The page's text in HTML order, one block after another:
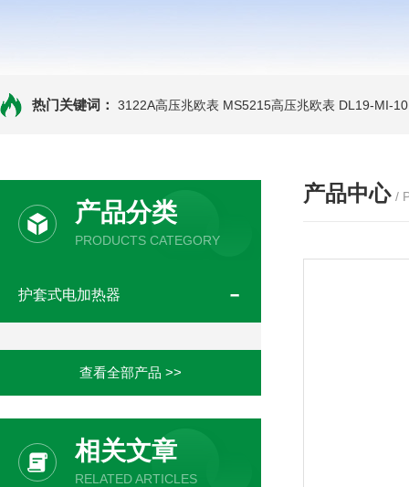
热门关键词： 3122A高压兆欧表 MS5215高压兆欧表 DL19-MI-
产品分类
PRODUCTS CATEGORY
护套式电加热器
查看全部产品 >>
相关文章
RELATED ARTICLES
产品中心 /